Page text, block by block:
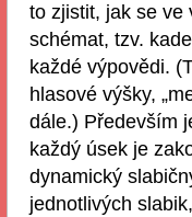
to zjistit, jak se ve
schémat, tzv.
každé výpovědi.
hlasové výšky,
dále.) Především
každý úsek je
dynamický
jednotlivých